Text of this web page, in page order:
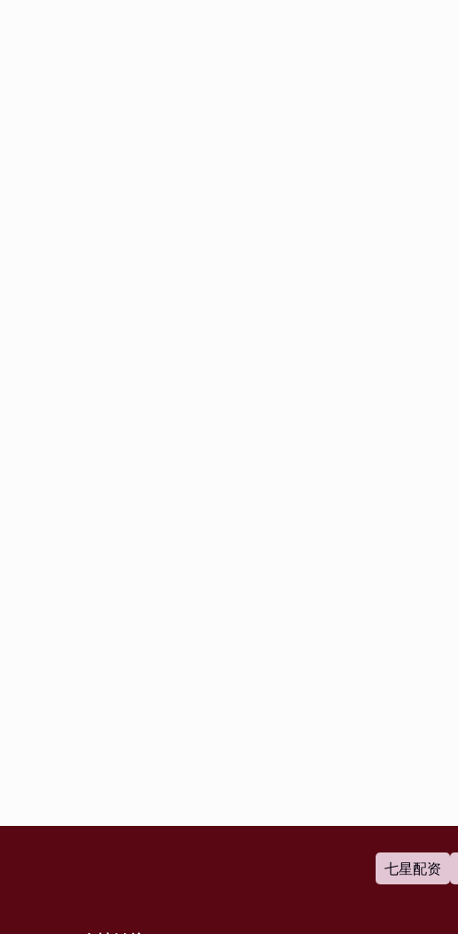
七星配资